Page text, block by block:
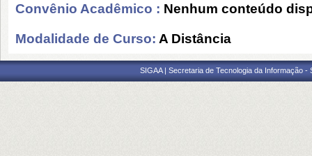
Convênio Acadêmico : Nenhum conteúdo
Modalidade de Curso: A Distância
SIGAA | Secretaria de Tecnologia da Informação